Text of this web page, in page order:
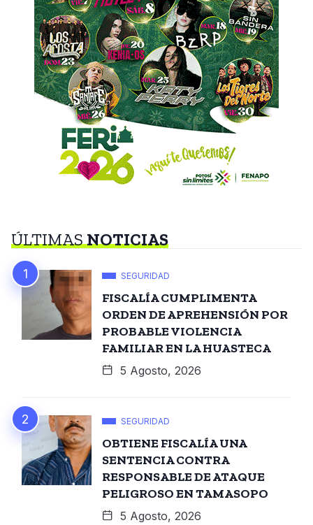
ÚLTIMASNOTICIAS
SEGURIDAD
FISCALÍA CUMPLIMENTA
ORDEN DE APREHENSIÓN POR
PROBABLE VIOLENCIA
FAMILIAR EN LA HUASTECA
5 Agosto, 2026
SEGURIDAD
OBTIENE FISCALÍA UNA
SENTENCIA CONTRA
RESPONSABLE DE ATAQUE
PELIGROSO EN TAMASOPO
5 Agosto, 2026